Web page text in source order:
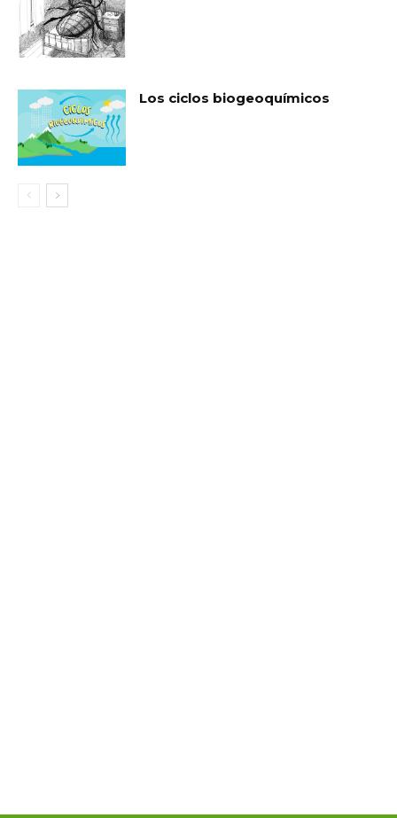
Los ciclos biogeoquímicos